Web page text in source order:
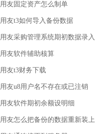
用友固定资产怎么制单
用友t3如何导入备份数据
用友采购管理系统期初数据录入
用友软件辅助核算
用友t3财务下载
用友u8用户名不存在或已注销
用友软件期初余额设明细
用友怎么把备份的数据重新装上